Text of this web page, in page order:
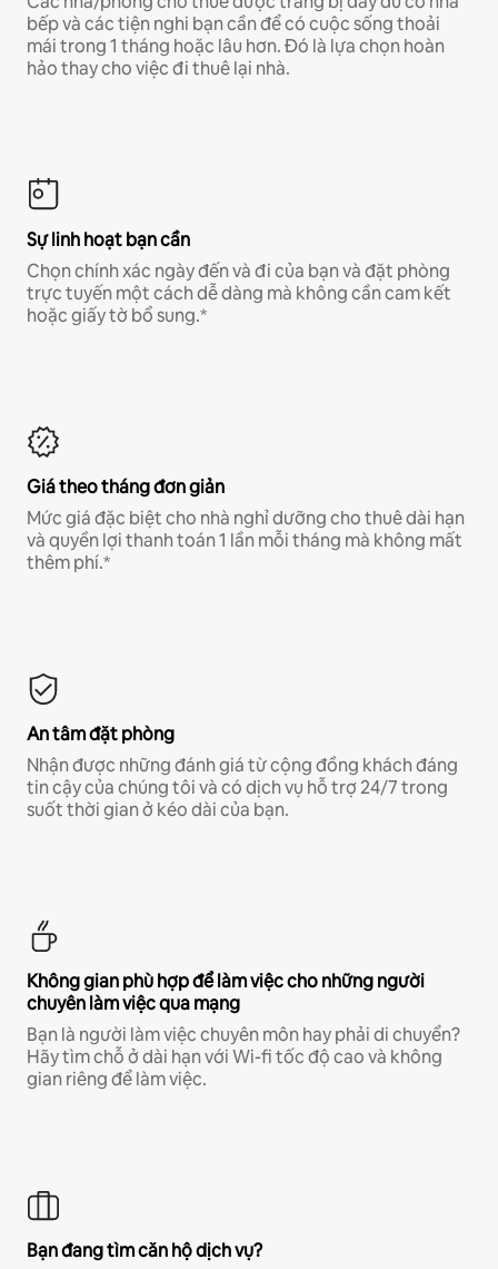
bếp và các tiện nghi bạn cần để có cuộc sống thoải
mái trong 1 tháng hoặc lâu hơn. Đó là lựa chọn hoàn
hảo thay cho việc đi thuê lại nhà.
Sự linh hoạt bạn cần
Chọn chính xác ngày đến và đi của bạn và đặt phòng
trực tuyến một cách dễ dàng mà không cần cam kết
hoặc giấy tờ bổ sung.*
Giá theo tháng đơn giản
Mức giá đặc biệt cho nhà nghỉ dưỡng cho thuê dài hạn
và quyền lợi thanh toán 1 lần mỗi tháng mà không mất
thêm phí.*
An tâm đặt phòng
Nhận được những đánh giá từ cộng đồng khách đáng
tin cậy của chúng tôi và có dịch vụ hỗ trợ 24/7 trong
suốt thời gian ở kéo dài của bạn.
Không gian phù hợp để làm việc cho những người
chuyên làm việc qua mạng
Bạn là người làm việc chuyên môn hay phải di chuyển?
Hãy tìm chỗ ở dài hạn với Wi-fi tốc độ cao và không
gian riêng để làm việc.
Bạn đang tìm căn hộ dịch vụ?